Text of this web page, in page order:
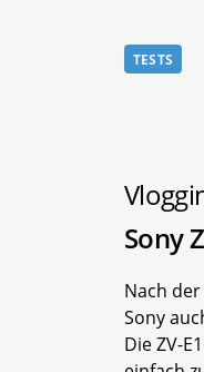
TESTS
Sony
Nach
Sony
Die ZV-